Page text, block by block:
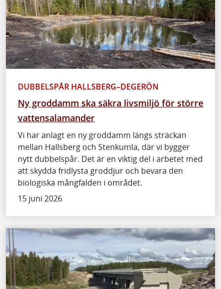
DUBBELSPÅR HALLSBERG–DEGERÖN
Ny groddamm ska säkra livsmiljö för större
vattensalamander
Vi har anlagt en ny groddamm längs sträckan
mellan Hallsberg och Stenkumla, där vi bygger
nytt dubbelspår. Det är en viktig del i arbetet med
att skydda fridlysta groddjur och bevara den
biologiska mångfalden i området.
15 juni 2026